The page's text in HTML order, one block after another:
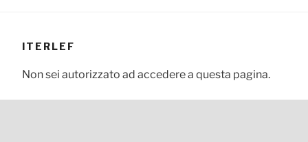
ITERLEF
Non sei autorizzato ad accedere a questa pagina.